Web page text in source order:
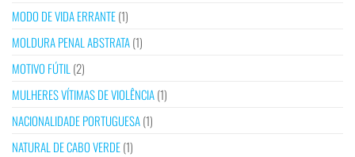
MODO DE VIDA ERRANTE(1)
MOLDURA PENAL ABSTRATA(1)
MOTIVO FÚTIL(2)
MULHERES VÍTIMAS DE VIOLÊNCIA(1)
NACIONALIDADE PORTUGUESA(1)
NATURAL DE CABO VERDE(1)